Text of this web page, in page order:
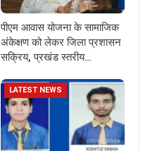
पीएम आवास योजना के सामाजिक
अंकेक्षण को लेकर जिला प्रशासन
सक्रिय, प्रखंड स्तरीय…
LATEST NEWS